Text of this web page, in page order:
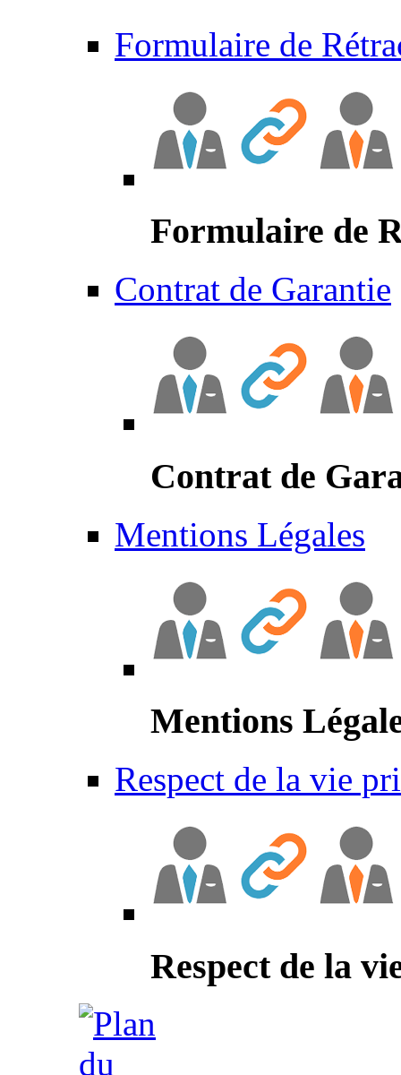
Formulaire de
Formulaire de
Contrat de Garantie
Contrat de
Mentions Légales
Mentions
Respect de la vie
Respect de la